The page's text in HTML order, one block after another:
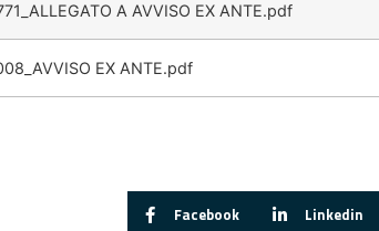
A AVVISO EX ANTE.pdf
EX ANTE.pdf
Facebook Linkedin